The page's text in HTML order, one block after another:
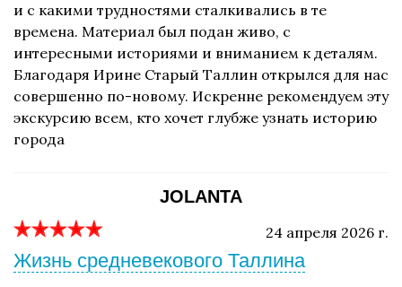
и с какими трудностями сталкивались в те
времена. Материал был подан живо, с
интересными историями и вниманием к деталям.
Благодаря Ирине Старый Таллин открылся для нас
совершенно по-новому. Искренне рекомендуем эту
экскурсию всем, кто хочет глубже узнать историю
города
JOLANTA
24 апреля 2026 г.
Жизнь средневекового Таллина